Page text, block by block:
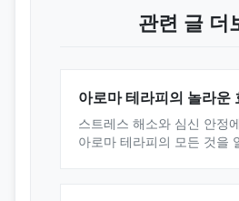
관련 글 더
아로마 테라피의 놀라운
스트레스 해소와 심신 안정
아로마 테라피의 모든 것을